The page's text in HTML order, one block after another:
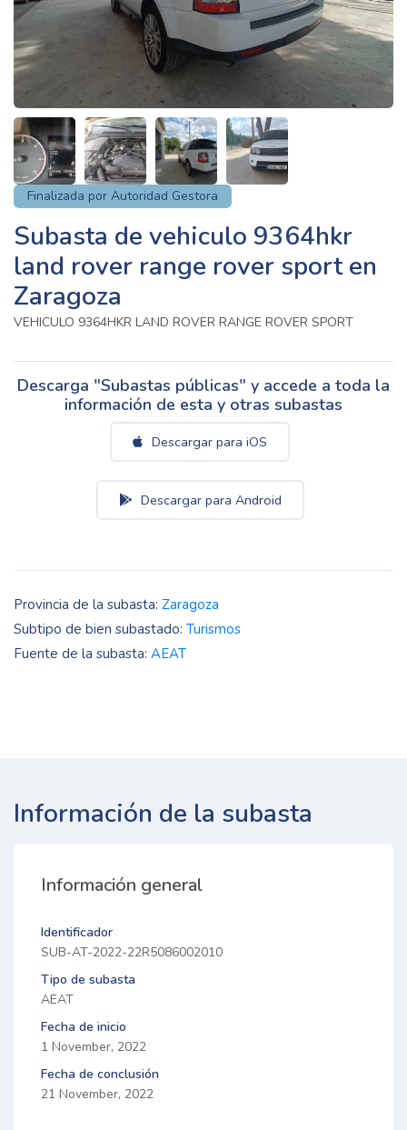
Finalizada por Autoridad Gestora
Subasta de vehiculo 9364hkr
land rover range rover sport en
Zaragoza
VEHICULO 9364HKR LAND ROVER RANGE ROVER SPORT
Descarga "Subastas públicas" y accede a toda la
información de esta y otras subastas
Descargar para iOS
Descargar para Android
Provincia de la subasta: Zaragoza
Subtipo de bien subastado: Turismos
Fuente de la subasta: AEAT
Información de la subasta
Información general
Identificador
SUB-AT-2022-22R5086002010
Tipo de subasta
AEAT
Fecha de inicio
1 November, 2022
Fecha de conclusión
21 November, 2022